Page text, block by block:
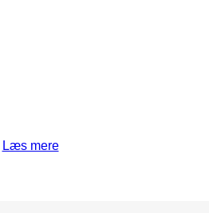
Læs mere